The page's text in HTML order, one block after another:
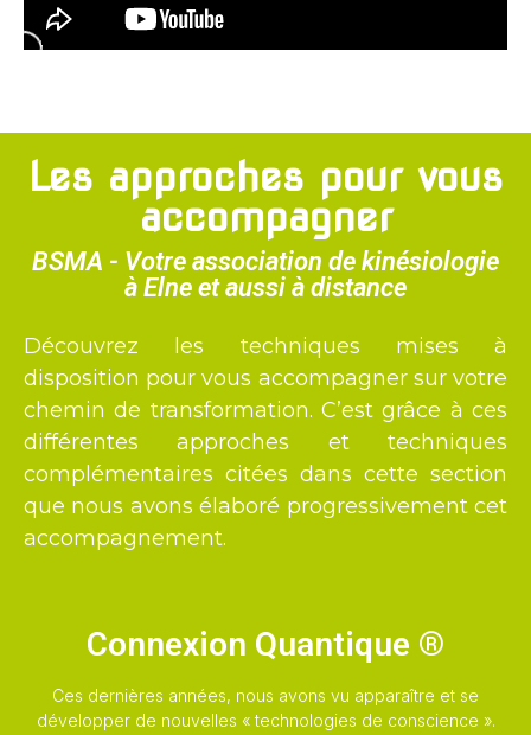
Les approches pour vous
accompagner
BSMA - Votre association de kinésiologie
à Elne et aussi à distance
Découvrez les techniques mises à
disposition pour vous accompagner sur votre
chemin de transformation. C’est grâce à ces
différentes approches et techniques
complémentaires citées dans cette section
que nous avons élaboré progressivement cet
accompagnement.
Connexion Quantique ®
Ces dernières années, nous avons vu apparaître et se
développer de nouvelles « technologies de conscience ».